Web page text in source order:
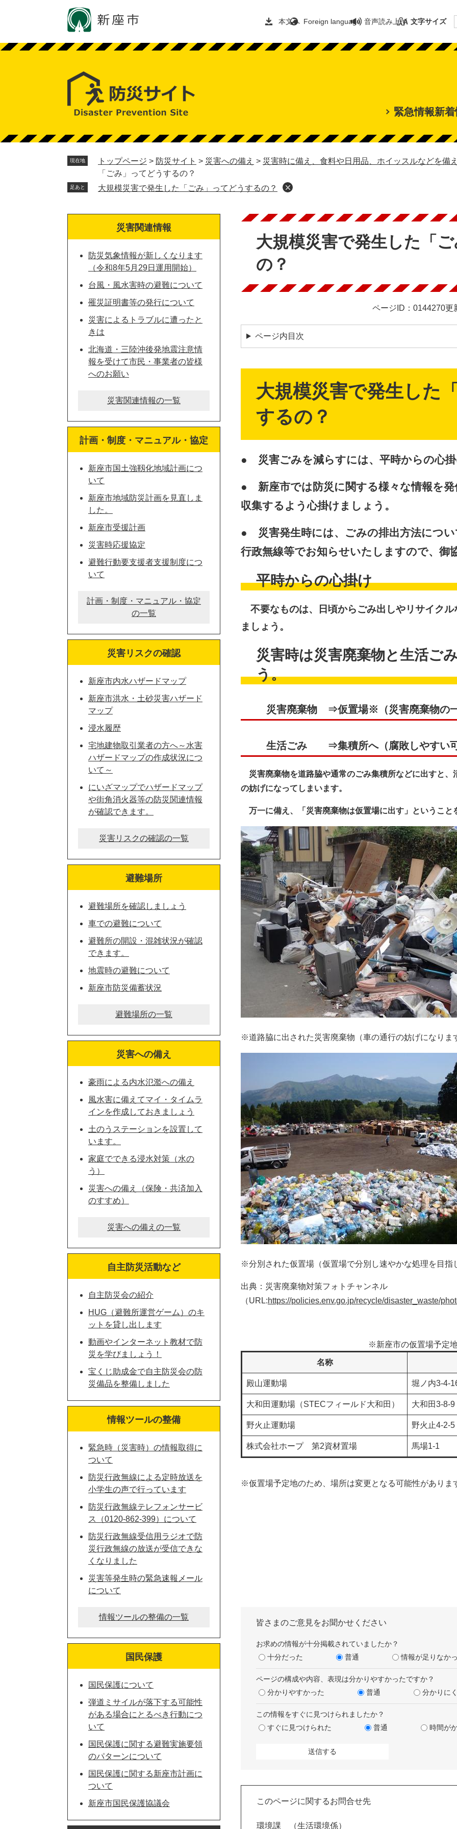
の
ー
へ
本文へ Foreign language 音声読み上げ 文字サイズ
緊急情報新
現在地 トップページ > 防災サイト > 災害への備え > 災害時に備え、食料や日用品、ホイッスルなどを備
「ごみ」ってどうするの？
足あと 大規模災害で発生した「ごみ」ってどうするの？
本
大規模災害で発生した「
の？
ページID：0144270更
ページ内目次
大規模災害で発生した
するの？
● 災害ごみを減らすには、平時からの心
● 新座市では防災に関する様々な情報を
収集するよう心掛けましょう。
● 災害発生時には、ごみの排出方法につ
行政無線等でお知らせいたしますので、御
平時からの心掛け
不要なものは、日頃からごみ出しやリサイク
ましょう。
災害時は災害廃棄物と生活ご
う。
災害廃棄物 ⇒仮置場※（災害廃棄物の
生活ごみ ⇒集積所へ（腐敗しやすい可
災害廃棄物を道路脇や通常のごみ集積所などに出すと、
の妨げになってしまいます。
万一に備え、「災害廃棄物は仮置場に出す」ということ
※道路脇に出された災害廃棄物（車の通行の妨げになりま
※分別された仮置場（仮置場で分別し速やかな処理を目指
出典：災害廃棄物対策フォトチャンネル
（URL:https://policies.env.go.jp/recycle/disaster_waste/
※新座市の仮置場予定
名称
殿山運動場 堀ノ内3-4-
大和田運動場（STECフィールド大和田） 大和田3-8-9
野火止運動場 野火止4-2-5
株式会社ホープ 第2資材置場 馬場1-1
※仮置場予定地のため、場所は変更となる可能性がありま
皆さまのご意見をお聞かせください
お求めの情報が十分掲載されていましたか？
十分だった
普通 情報が足りなか
ページの構成や内容、表現は分かりやすかったですか？
分かりやすかった
普通 分かりに
この情報をすぐに見つけられましたか？
すぐに見つけられた
普通 時間が
このページに関するお問合せ先
環境課 生活環境係
災害関連情報
防災気象情報が新しくなります
（令和8年5月29日運用開始）
台風・風水害時の避難について
罹災証明書等の発行について
災害によるトラブルに遭ったと
きは
北海道・三陸沖後発地震注意情
報を受けて市民・事業者の皆様
へのお願い
災害関連情報の一覧
計画・制度・マニュアル・協定
新座市国土強靱化地域計画につ
いて
新座市地域防災計画を見直しま
した。
新座市受援計画
災害時応援協定
避難行動要支援者支援制度につ
いて
計画・制度・マニュアル・協定
の一覧
災害リスクの確認
新座市内水ハザードマップ
新座市洪水・土砂災害ハザード
マップ
浸水履歴
宅地建物取引業者の方へ～水害
ハザードマップの作成状況につ
いて～
にいざマップでハザードマップ
や街角消火器等の防災関連情報
が確認できます。
災害リスクの確認の一覧
避難場所
避難場所を確認しましょう
車での避難について
避難所の開設・混雑状況が確認
できます。
地震時の避難について
新座市防災備蓄状況
避難場所の一覧
災害への備え
豪雨による内水氾濫への備え
風水害に備えてマイ・タイムラ
インを作成しておきましょう
土のうステーションを設置して
います。
家庭でできる浸水対策（水の
う）
災害への備え（保険・共済加入
のすすめ）
災害への備えの一覧
自主防災活動など
自主防災会の紹介
HUG（避難所運営ゲーム）のキ
ットを貸し出します
動画やインターネット教材で防
災を学びましょう！
宝くじ助成金で自主防災会の防
災備品を整備しました
情報ツールの整備
緊急時（災害時）の情報取得に
ついて
防災行政無線による定時放送を
小学生の声で行っています
防災行政無線テレフォンサービ
ス（0120-862-399）について
防災行政無線受信用ラジオで防
災行政無線の放送が受信できな
くなりました
災害等発生時の緊急速報メール
について
情報ツールの整備の一覧
国民保護
国民保護について
弾道ミサイルが落下する可能性
がある場合にとるべき行動につ
いて
国民保護に関する避難実施要領
のパターンについて
国民保護に関する新座市計画に
ついて
新座市国民保護協議会